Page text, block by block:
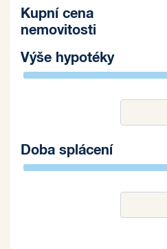
Kupní cena
nemovitosti
Výše hypotéky
Doba splácení